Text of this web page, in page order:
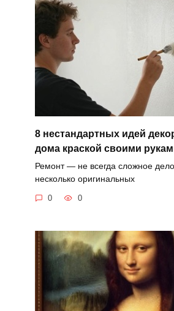
8 нестандартных идей
дома краской своими
Ремонт — не всегда сложное
несколько оригинальных
0 0